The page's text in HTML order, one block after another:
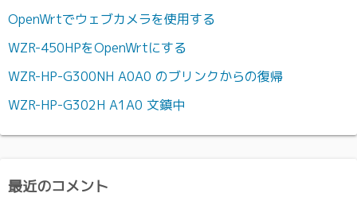
OpenWrtでウェブカメラを使用する
WZR-450HPをOpenWrtにする
WZR-HP-G300NH A0A0 のブリンクからの復帰
WZR-HP-G302H A1A0 文鎮中
最近のコメント